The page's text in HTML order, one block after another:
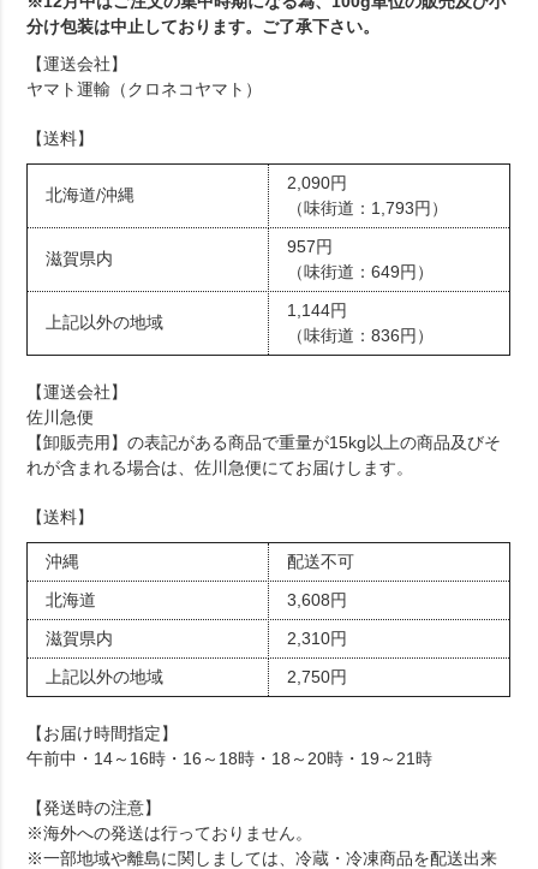
分け包装は中止しております。ご了承下さい。
【運送会社】
ヤマト運輸（クロネコヤマト）
【送料】
北海道/沖縄
2,090円
（味街道：1,793円）
滋賀県内
957円
（味街道：649円）
上記以外の地域
1,144円
（味街道：836円）
【運送会社】
佐川急便
【卸販売用】の表記がある商品で重量が15kg以上の商品及びそ
れが含まれる場合は、佐川急便にてお届けします。
【送料】
沖縄
配送不可
北海道
3,608円
滋賀県内
2,310円
上記以外の地域
2,750円
【お届け時間指定】
午前中・14～16時・16～18時・18～20時・19～21時
【発送時の注意】
※海外への発送は行っておりません。
※一部地域や離島に関しましては、冷蔵・冷凍商品を配送出来